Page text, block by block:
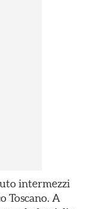
intermezzi
Toscano. A